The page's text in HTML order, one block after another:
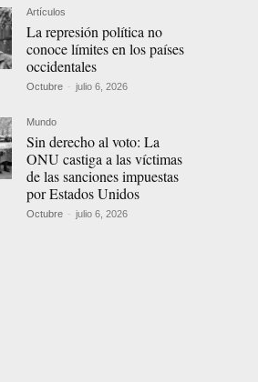
Artículos
La represión política no
conoce límites en los países
occidentales
Octubre - julio 6, 2026
Mundo
Sin derecho al voto: La
ONU castiga a las víctimas
de las sanciones impuestas
por Estados Unidos
Octubre - julio 6, 2026